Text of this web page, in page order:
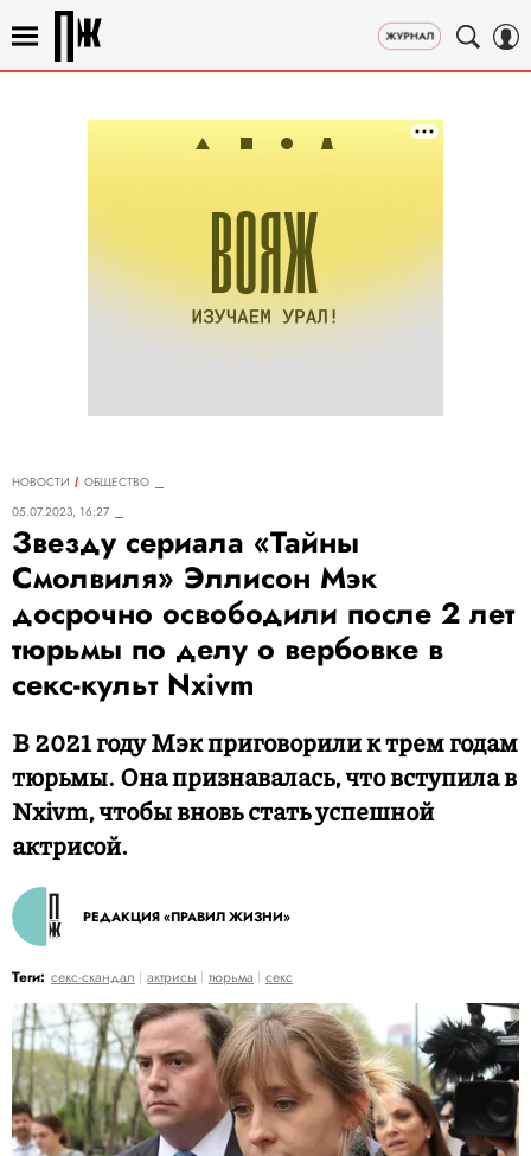
НОВОСТИ
ОБЩЕСТВО
05.07.2023, 16:27
Звезду сериала «Тайны
Смолвиля» Эллисон Мэк
досрочно освободили после 2 лет
тюрьмы по делу о вербовке в
секс-культ Nxivm
В 2021 году Мэк приговорили к трем годам
тюрьмы. Она признавалась, что вступила в
Nxivm, чтобы вновь стать успешной
актрисой.
РЕДАКЦИЯ «ПРАВИЛ ЖИЗНИ»
Теги: секс-скандал актрисы тюрьма секс